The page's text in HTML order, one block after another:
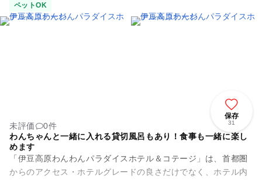
ペットOK
保存
31
未評価
0件
わんちゃんと一緒に入れる貸切風呂もあり！食事も一緒に楽し
めます
「伊豆高原わんわんパラダイスホテル＆コテージ」は、首都圏
からのアクセス・ホテルグレードの良さだけでなく、ホテル内